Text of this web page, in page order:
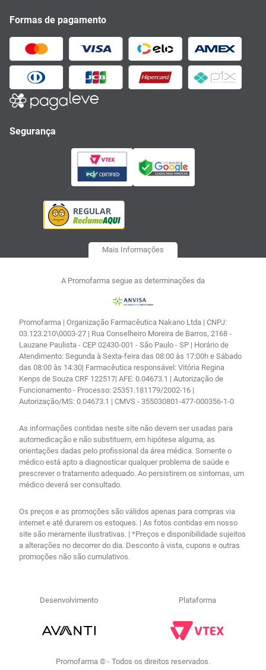
Formas de pagamento
Segurança
Mais Informações
A Promofarma segue as determinações da
Promofarma | Organização Farmacêutica Nakano Ltda | CNPJ:
03.123.210\0003-27 | Rua Conselheiro Moreira de Barros, 2168 -
Lauzane Paulista - CEP 02430-001 - São Paulo - SP | Horário de
Atendimento: Segunda à Sexta-feira das 08:00 às 17:00h e Sábado
das 08:00 às 14:30| Farmacêutica responsável: Vitória Regina
Kenps de Souza CRF 122517| AFE: 0.04673.1 | Autorização de
Funcionamento - Processo: 25351.181179/2002-16 |
Autorização/MS: 0.04673.1 | CMVS - 355030801-477-000356-1-0
As informações contidas neste site não devem ser usadas para
automedicação e não substituem, em hipótese alguma, as
orientações dadas pelo profissional da área médica. Somente o
médico está apto a diagnosticar qualquer problema de saúde e
prescrever o tratamento adequado. Ao persistirem os sintomas, um
médico deverá ser consultado.
Os preços e as promoções são válidos apenas para compras via
internet e até durarem os estoques. | As fotos contidas em nosso
site são meramente ilustrativas. | *Preços e disponibilidade sujeitos
a alterações no decorrer do dia. Desconto à vista, cupons e outras
promoções não são cumulativos.
Desenvolvimento Plataforma
Promofarma © - Todos os direitos reservados.